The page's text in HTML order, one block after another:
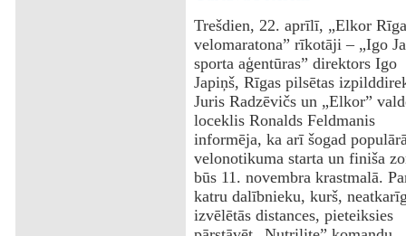
Trešdien, 22. aprīlī, „Elkor
velomaratona” rīkotāji – „Igo
sporta aģentūras” direktors Igo
Japiņš, Rīgas pilsētas
Juris Radzēvičs un „Elkor”
loceklis Ronalds Feldmanis
informēja, ka arī šogad
velonotikuma starta un finiša
būs 11. novembra krastmalā.
katru dalībnieku, kurš,
izvēlētās distances, pieteiksies